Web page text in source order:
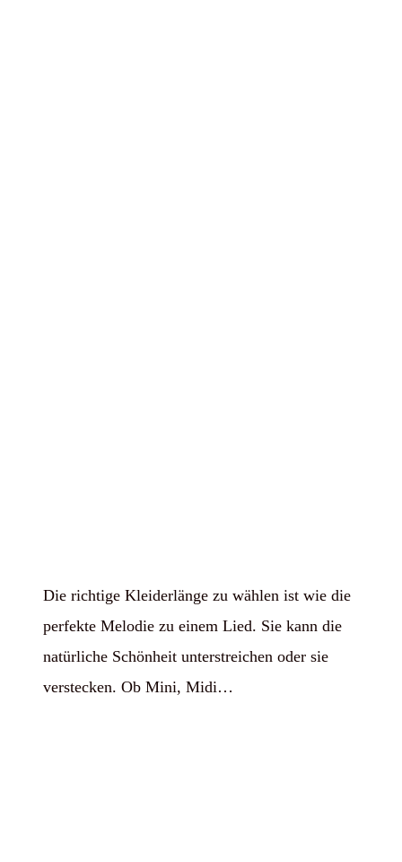
Die richtige Kleiderlänge zu wählen ist wie die
perfekte Melodie zu einem Lied. Sie kann die
natürliche Schönheit unterstreichen oder sie
verstecken. Ob Mini, Midi…